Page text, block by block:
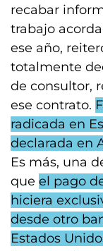
recabar
trabajo
ese año,
totalmente
de consultor,
ese contrato.
radicada en
declarada en
Es más, una
que el pago
hiciera
desde otro
Estados